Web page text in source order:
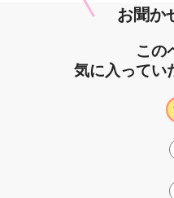
お聞か
この
気に入ってい